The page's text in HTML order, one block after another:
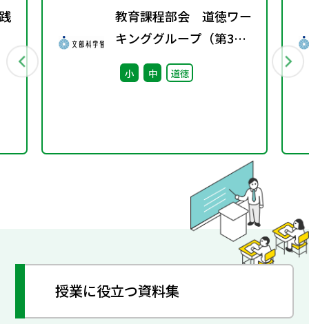
教育課程部会 道徳ワー
キンググループ（第3
回） 配付資料
小 中 道徳
授業に役立つ資料集